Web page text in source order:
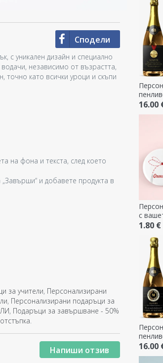
16.00
с
1.80 €
16.00
Сподели
с уникален дизайн и специално
независимо от възрастта,
точно като всички уроци и скъпи
на фона и текста, след което
и добавете продукта в
за учители, Персонализирани
, Персонализирани подаръци за
, Подаръци за завършване - 50%
.
Напиши отзив